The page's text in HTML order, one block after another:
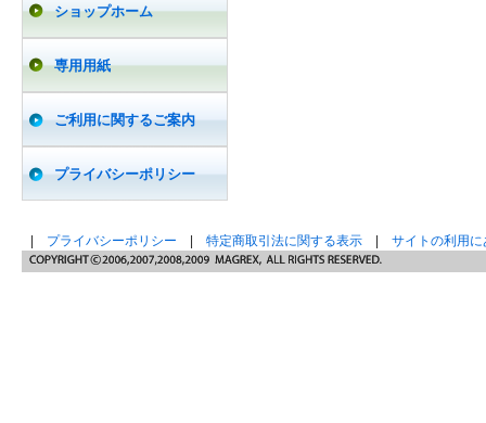
ショップホーム
専用用紙
ご利用に関するご案内
プライバシーポリシー
プライバシーポリシー 特定商取引法に関する表示 サイトの利用に